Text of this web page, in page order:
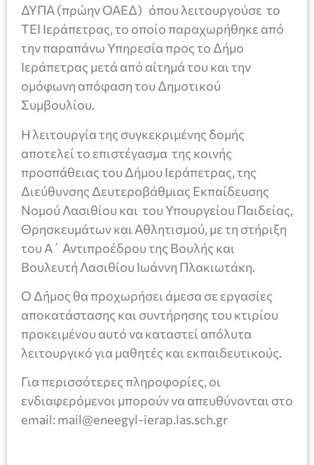
ΔΥΠΑ (πρώην ΟΑΕΔ) όπου λειτουργούσε το
ΤΕΙ Ιεράπετρας, το οποίο παραχωρήθηκε από
την παραπάνω Υπηρεσία προς το Δήμο
Ιεράπετρας μετά από αίτημά του και την
ομόφωνη απόφαση του Δημοτικού
Συμβουλίου.
Η λειτουργία της συγκεκριμένης δομής
αποτελεί το επιστέγασμα της κοινής
προσπάθειας του Δήμου Ιεράπετρας, της
Διεύθυνσης Δευτεροβάθμιας Εκπαίδευσης
Νομού Λασιθίου και του Υπουργείου Παιδείας,
Θρησκευμάτων και Αθλητισμού, με τη στήριξη
του Α΄ Αντιπροέδρου της Βουλής και
Βουλευτή Λασιθίου Ιωάννη Πλακιωτάκη.
Ο Δήμος θα προχωρήσει άμεσα σε εργασίες
αποκατάστασης και συντήρησης του κτιρίου
προκειμένου αυτό να καταστεί απόλυτα
λειτουργικό για μαθητές και εκπαιδευτικούς.
Για περισσότερες πληροφορίες, οι
ενδιαφερόμενοι μπορούν να απευθύνονται στο
email: mail@eneegyl-ierap.las.sch.gr